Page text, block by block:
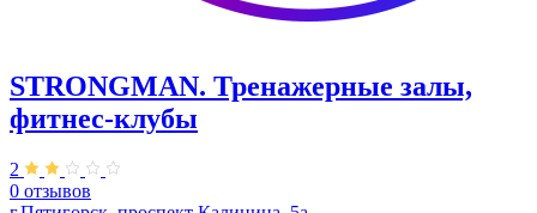
STRONGMAN. Тренажерные залы,
фитнес-клубы
2
0 отзывов